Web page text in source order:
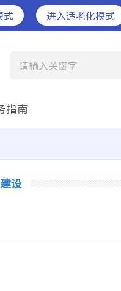
式 进入适老化模式
请输入关键字
指南
设